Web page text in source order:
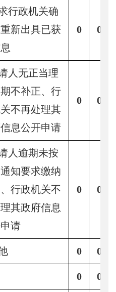
行政机关确
新出具已获
0 0
人无正当理
不补正、行
不再处理其
息公开申请
0 0
人逾期未按
知要求缴纳
行政机关不
其政府信息
请
0 0
0 0
0 0